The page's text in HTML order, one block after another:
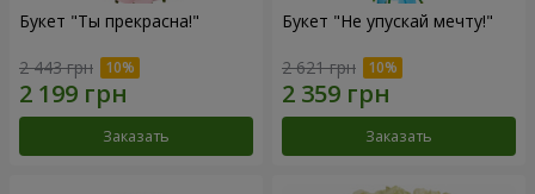
Букет "Ты прекрасна!"
2 443 грн
Заказать
Букет "Не упускай мечту!"
2 621 грн
Заказать